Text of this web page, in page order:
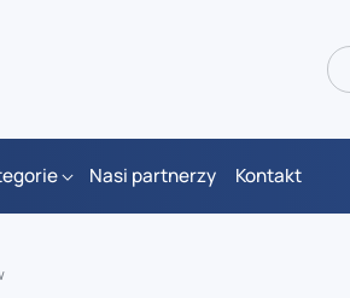
Nasi partnerzy Kontakt